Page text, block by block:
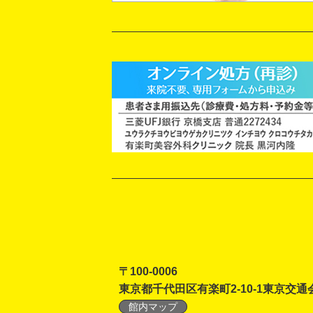
〒100-0006
東京都千代田区有楽町2-10-1東京交通
館内マップ